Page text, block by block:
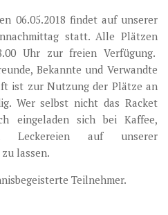
06.05.2018 findet auf unserer
statt. Alle Plätzen
Uhr zur freien Verfügung.
Bekannte und Verwandte
ist zur Nutzung der Plätze an
Wer selbst nicht das Racket
eingeladen sich bei Kaffee,
Leckereien auf unserer
lassen.
Teilnehmer.